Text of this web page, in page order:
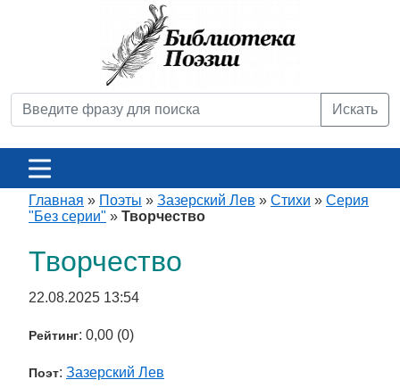
Искать
Главная » Поэты » Зазерский Лев » Стихи » Серия
"Без серии" » Творчество
Творчество
22.08.2025 13:54
Рейтинг: 0,00 (0)
Поэт: Зазерский Лев